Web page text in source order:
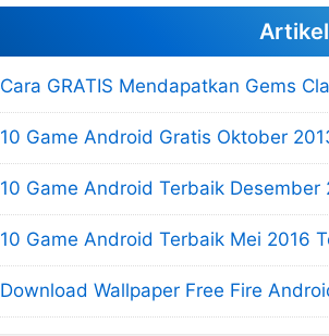
Cara GRATIS Mendapatkan Gems
10 Game Android Gratis Oktober
10 Game Android Terbaik
10 Game Android Terbaik Mei 2016
Download Wallpaper Free Fire